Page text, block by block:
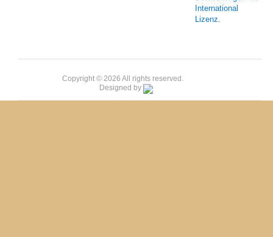
International
Lizenz.
Copyright © 2026 All rights reserved.
Designed by